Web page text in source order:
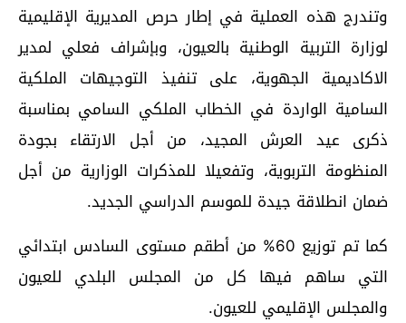
وتندرج هذه العملية في إطار حرص المديرية الإقليمية
لوزارة التربية الوطنية بالعيون، وبإشراف فعلي لمدير
الاكاديمية الجهوية، على تنفيذ التوجيهات الملكية
السامية الواردة في الخطاب الملكي السامي بمناسبة
ذكرى عيد العرش المجيد، من أجل الارتقاء بجودة
المنظومة التربوية، وتفعيلا للمذكرات الوزارية من أجل
ضمان انطلاقة جيدة للموسم الدراسي الجديد.
كما تم توزيع 60% من أطقم مستوى السادس ابتدائي
التي ساهم فيها كل من المجلس البلدي للعيون
والمجلس الإقليمي للعيون.